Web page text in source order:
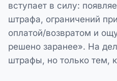
вступает в силу:
штрафа, ограничений
оплатой/возвратом и
решено заранее». На
штрафы, но только тем,